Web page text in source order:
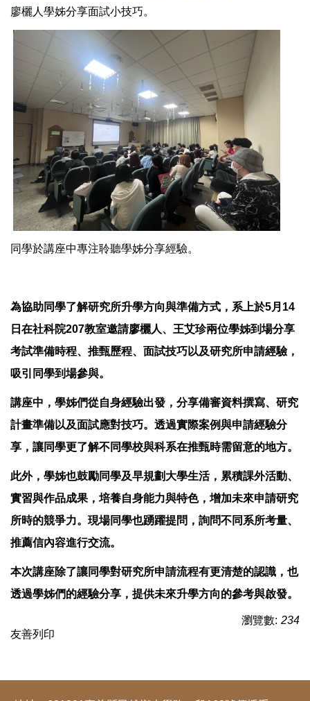
廖欐人學姊分享面試小技巧。
同學於講座中專注聆聽學姊分享經驗。
為協助同學了解研究所升學方向與準備方式， 系上於5月14
日在社科院207教室邀請廖欐人、 王艾珍兩位學姊到場分享
考試準備時程、推甄歷程、 面試技巧以及研究所申請經驗，
吸引同學到場參與。
講座中，學姊們從自身經驗出發，分享備審資料撰寫、 研究
計畫準備以及面試應對技巧。透過實際案例與申請經驗分
享， 讓同學更了解不同學校與科系在推甄時需留意的地方。
此外，學姊也鼓勵同學及早規劃大學生活，累積課外活動、
實習與作品成果，培養自身能力與特色， 增加未來申請研究
所時的競爭力。現場同學也踴躍提問， 詢問不同系所考量、
推薦信內容進行交流。
本次講座除了讓同學對研究所申請流程有更清楚的認識， 也
透過學姊們的經驗分享，提供未來升學方向的參考與啟發。
瀏覽數: 234
友善列印